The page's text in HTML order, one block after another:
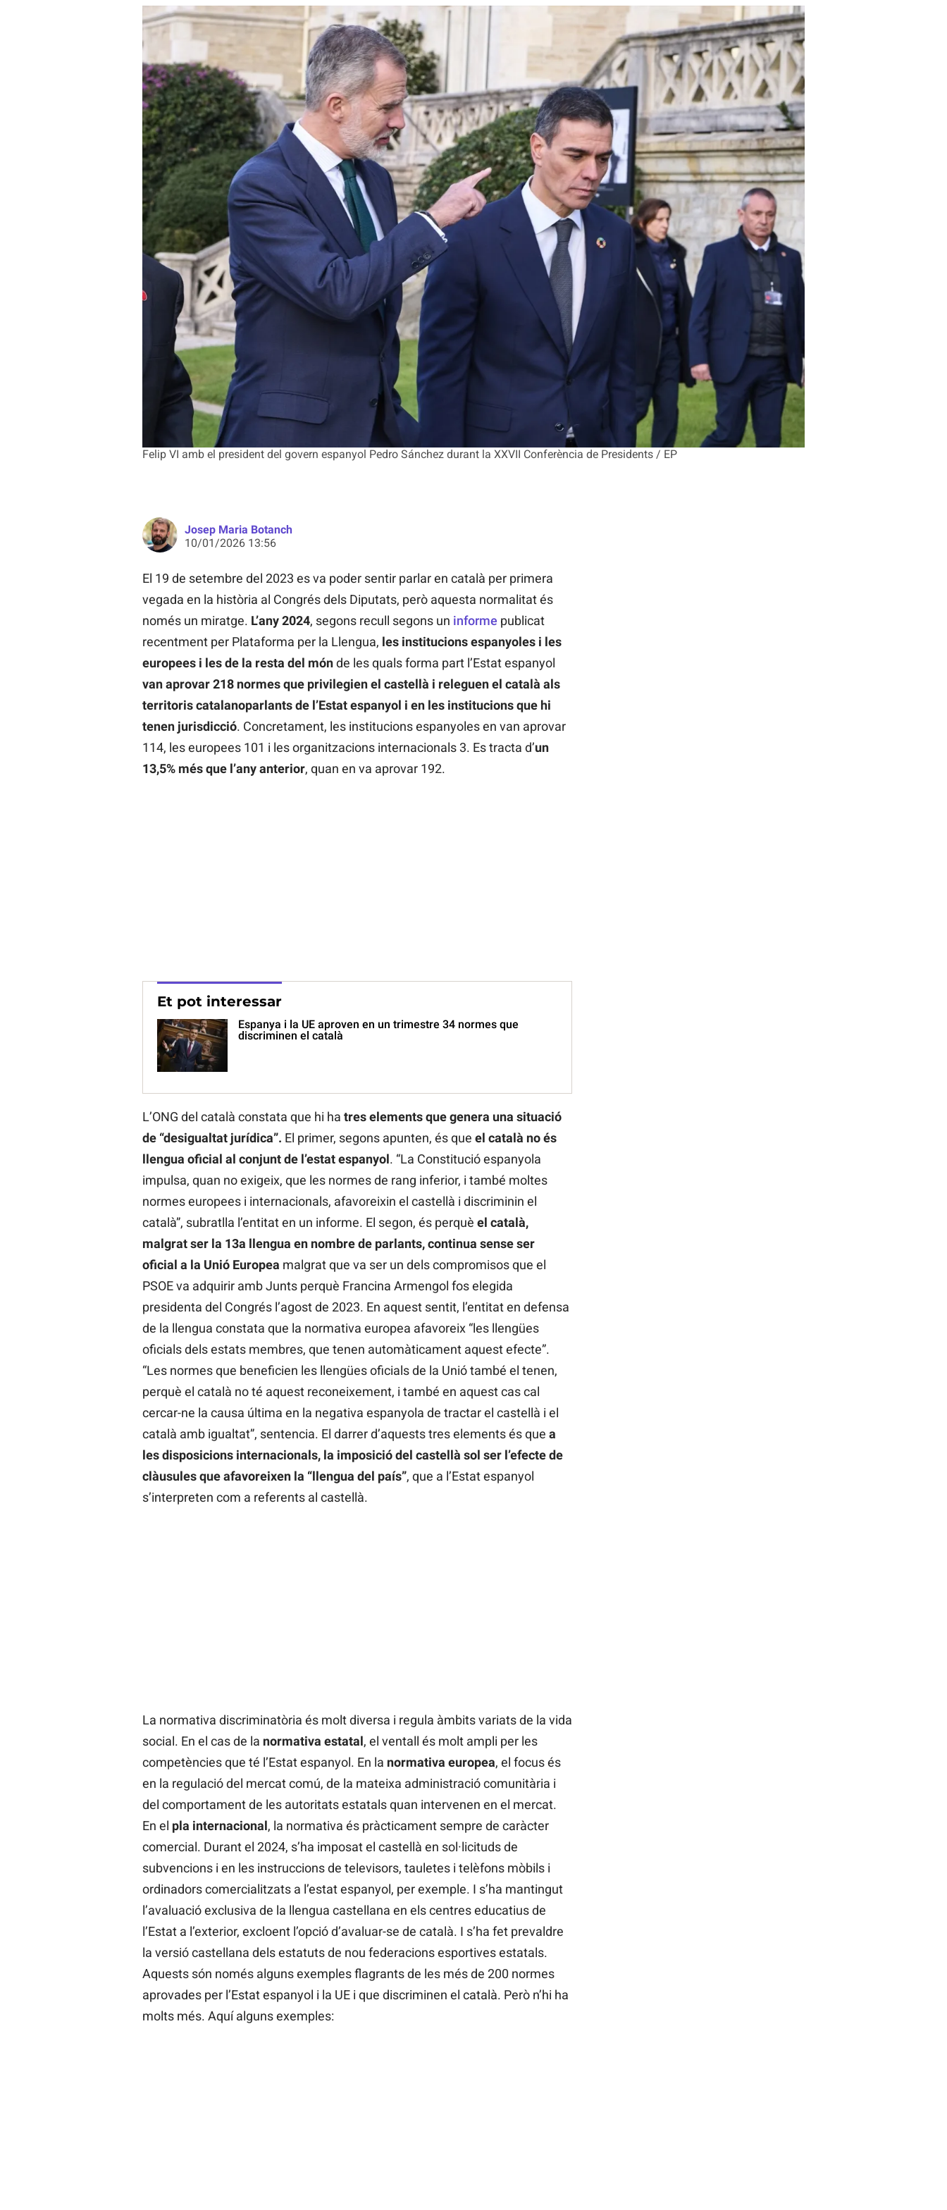
Felip VI amb el president del govern espanyol Pedro Sánchez durant la XXVII Conferència de Presidents / EP
Josep Maria Botanch
10/01/2026 13:56
El 19 de setembre del 2023 es va poder sentir parlar en català per primera
vegada en la història al Congrés dels Diputats, però aquesta normalitat és
només un miratge. L’any 2024, segons recull segons un informe publicat
recentment per Plataforma per la Llengua, les institucions espanyoles i les
europees i les de la resta del mónde les quals forma part l’Estat espanyol
van aprovar 218 normes que privilegien el castellà i releguen el català als
territoris catalanoparlants de l’Estat espanyol i en les institucions que hi
tenen jurisdicció. Concretament, les institucions espanyoles en van aprovar
114, les europees 101 i les organitzacions internacionals 3. Es tracta d’un
13,5% més que l’any anterior, quan en va aprovar 192.
Et pot interessar
Espanya i la UE aproven en un trimestre 34 normes que
discriminen el català
L’ONG del català constata que hi ha tres elements que genera una situació
de “desigualtat jurídica”. El primer, segons apunten, és que el català no és
llengua oficial al conjunt de l’estat espanyol. “La Constitució espanyola
impulsa, quan no exigeix, que les normes de rang inferior, i també moltes
normes europees i internacionals, afavoreixin el castellà i discriminin el
català”, subratlla l’entitat en un informe. El segon, és perquè el català,
malgrat ser la 13a llengua en nombre de parlants, continua sense ser
oficial a la Unió Europea malgrat que va ser un dels compromisos que el
PSOE va adquirir amb Junts perquè Francina Armengol fos elegida
presidenta del Congrés l’agost de 2023. En aquest sentit, l’entitat en defensa
de la llengua constata que la normativa europea afavoreix “les llengües
oficials dels estats membres, que tenen automàticament aquest efecte”.
“Les normes que beneficien les llengües oficials de la Unió també el tenen,
perquè el català no té aquest reconeixement, i també en aquest cas cal
cercar-ne la causa última en la negativa espanyola de tractar el castellà i el
català amb igualtat”, sentencia. El darrer d’aquests tres elements és que a
les disposicions internacionals, la imposició del castellà sol ser l’efecte de
clàusules que afavoreixen la “llengua del país”, que a l’Estat espanyol
s’interpreten com a referents al castellà.
La normativa discriminatòria és molt diversa i regula àmbits variats de la vida
social. En el cas de la normativa estatal, el ventall és molt ampli per les
competències que té l’Estat espanyol. En la normativa europea, el focus és
en la regulació del mercat comú, de la mateixa administració comunitària i
del comportament de les autoritats estatals quan intervenen en el mercat.
En el pla internacional, la normativa és pràcticament sempre de caràcter
comercial. Durant el 2024, s’ha imposat el castellà en sol·licituds de
subvencions i en les instruccions de televisors, tauletes i telèfons mòbils i
ordinadors comercialitzats a l’estat espanyol, per exemple. I s’ha mantingut
l’avaluació exclusiva de la llengua castellana en els centres educatius de
l’Estat a l’exterior, excloent l’opció d’avaluar-se de català. I s’ha fet prevaldre
la versió castellana dels estatuts de nou federacions esportives estatals.
Aquests són només alguns exemples flagrants de les més de 200 normes
aprovades per l’Estat espanyol i la UE i que discriminen el català. Però n’hi ha
molts més. Aquí alguns exemples: